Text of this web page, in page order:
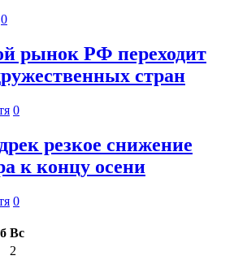
0
рынок РФ переходит
стран
0
резкое снижение
к концу осени
0
Вс
2